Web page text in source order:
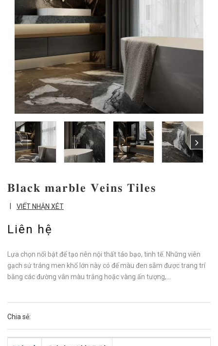
𝐁𝐥𝐚𝐜𝐤 𝐦𝐚𝐫𝐛𝐥𝐞 𝐕𝐞𝐢𝐧𝐬 𝐓𝐢𝐥𝐞𝐬
VIẾT NHẬN XÉT
Liên hệ
Lựa chọn nổi bật để tạo nên nội thất táo bạo, tinh tế. Những viên
gạch sứ tráng men khổ lớn này có đế màu đen sẫm được trang trí
bằng các đường vân màu trắng hoặc vàng ấn tượng,...
Chia sẻ: